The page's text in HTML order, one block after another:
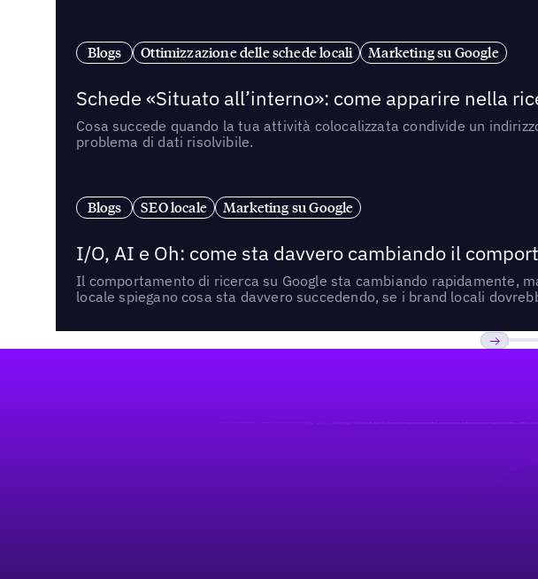
Blogs Ottimizzazione delle schede locali Marketing su Google
Schede «Situato all’interno»: come apparire nella
Cosa succede quando la tua attività colocalizzata condivide un
problema di dati risolvibile.
Blogs SEO locale Marketing su Google
I/O, AI e Oh: come sta davvero cambiando il
Il comportamento di ricerca su Google sta cambiando rapidamente,
locale spiegano cosa sta davvero succedendo, se i brand locali